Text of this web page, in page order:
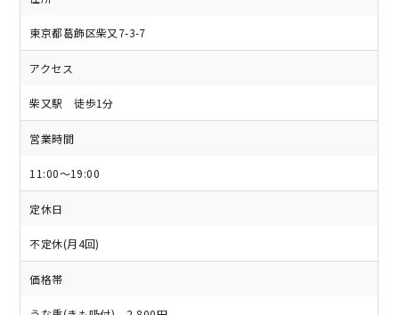
東京都葛飾区柴又7-3-7
アクセス
柴又駅 徒歩1分
営業時間
11:00～19:00
定休日
不定休(月4回)
価格帯